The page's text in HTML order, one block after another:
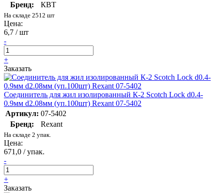
Бренд:
КВТ
На складе 2512 шт
Цена:
6,7 / шт
-
+
Заказать
Соединитель для жил изолированный К-2 Scotch Lock d0.4-
0.9мм d2.08мм (уп.100шт) Rexant 07-5402
Артикул: 07-5402
Бренд:
Rexant
На складе 2 упак.
Цена:
671,0 / упак.
-
+
Заказать